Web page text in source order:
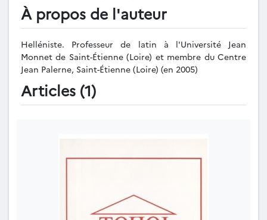
À propos de l'auteur
Helléniste. Professeur de latin à l'Université Jean
Monnet de Saint-Étienne (Loire) et membre du Centre
Jean Palerne, Saint-Étienne (Loire) (en 2005)
Articles (1)